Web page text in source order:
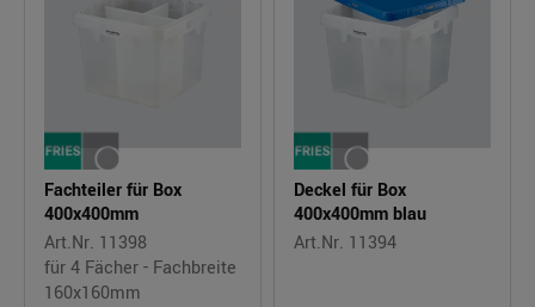
Fachteiler für Box
400x400mm
Art.Nr. 11398
für 4 Fächer - Fachbreite
160x160mm
Deckel für Box
400x400mm blau
Art.Nr. 11394